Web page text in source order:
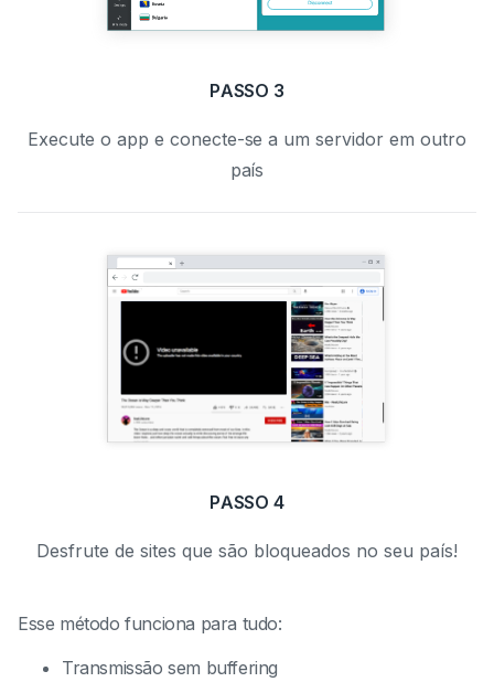
PASSO 3
Execute o app e conecte-se a um servidor em outro
país
PASSO 4
Desfrute de sites que são bloqueados no seu país!
Esse método funciona para tudo:
Transmissão sem buffering